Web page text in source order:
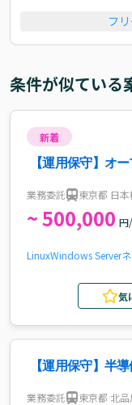
フ
条件が似ている
新着
【運用保守】オ
業務委託 東京都 日本
~ 500,000 円
LinuxWindows Server
気
【運用保守】半
業務委託 東京都 北品